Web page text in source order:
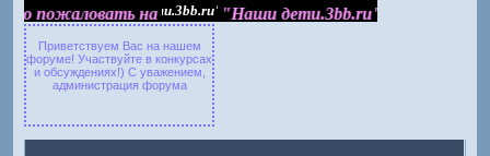
пожаловать на
на "Наши дети.3bb.ru""Наши дети.3bb.ru"
Приветствуем Вас на нашем
форуме! Участвуйте в конкурсах
и обсуждениях!) С уважением,
администрация форума